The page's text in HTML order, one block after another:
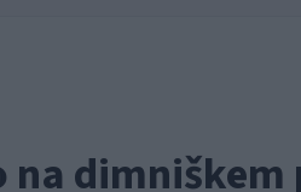
na dimniškem